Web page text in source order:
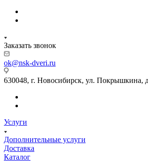
Заказать звонок
ok@nsk-dveri.ru
630048, г. Новосибирск, ул. Покрышкина,
Услуги
Дополнительные услуги
Доставка
Каталог